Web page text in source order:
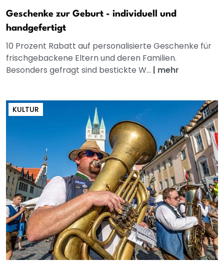
Geschenke zur Geburt - individuell und
handgefertigt
10 Prozent Rabatt auf personalisierte Geschenke für
frischgebackene Eltern und deren Familien.
Besonders gefragt sind bestickte W... | mehr
KULTUR